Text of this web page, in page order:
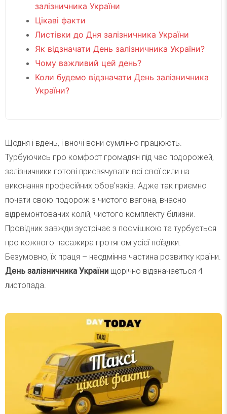
залізничника України
Цікаві факти
Листівки до Дня залізничника України
Як відзначати День залізничника України?
Чому важливий цей день?
Коли будемо відзначати День залізничника
України?
Щодня і вдень, і вночі вони сумлінно працюють.
Турбуючись про комфорт громадян під час подорожей,
залізничники готові присвячувати всі свої сили на
виконання професійних обов’язків. Адже так приємно
почати свою подорож з чистого вагона, вчасно
відремонтованих колій, чистого комплекту білизни.
Провідник завжди зустрічає з посмішкою та турбується
про кожного пасажира протягом усієї поїздки.
Безумовно, їх праця – неодмінна частина розвитку країни.
День залізничника України щорічно відзначається 4
листопада.